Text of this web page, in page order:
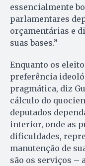
essencialmente
parlamentares
orçamentárias e
suas bases.”
Enquanto os
preferência
pragmática, diz
cálculo do
deputados
interior, onde as
dificuldades,
manutenção de
são os serviços –